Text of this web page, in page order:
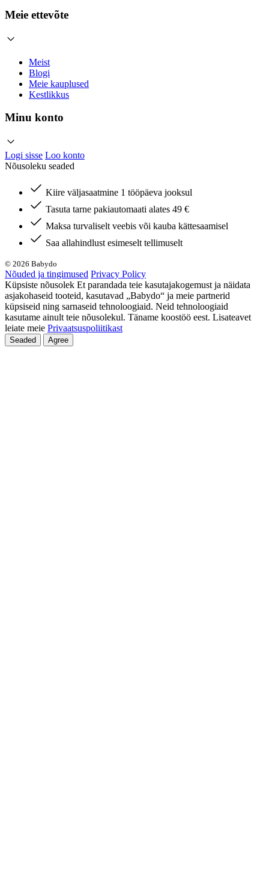
Meie ettevõte
Meist
Blogi
Meie kauplused
Kestlikkus
Minu konto
Logi sisse Loo konto
Nõusoleku seaded
Kiire väljasaatmine 1 tööpäeva jooksul
Tasuta tarne pakiautomaati alates 49 €
Maksa turvaliselt veebis või kauba kättesaamisel
Saa allahindlust esimeselt tellimuselt
© 2026 Babydo
Nõuded ja tingimused Privacy Policy
Küpsiste nõusolek Et parandada teie kasutajakogemust ja näidata
asjakohaseid tooteid, kasutavad „Babydo“ ja meie partnerid
küpsiseid ning sarnaseid tehnoloogiaid. Neid tehnoloogiaid
kasutame ainult teie nõusolekul. Täname koostöö eest. Lisateavet
leiate meie Privaatsuspoliitikast
Seaded Agree